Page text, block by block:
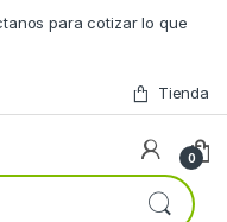
para cotizar lo que
Tienda
0